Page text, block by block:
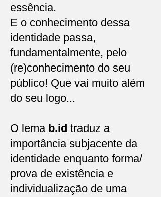
essência.
E o conhecimento dessa
identidade passa,
fundamentalmente, pelo
(re)conhecimento do seu
público! Que vai muito além
do seu logo...
O lema b.id traduz a
importância subjacente da
identidade enquanto forma/
prova de existência e
individualização de uma